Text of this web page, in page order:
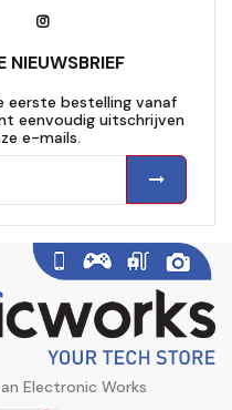
NIEUWSBRIEF
bestelling vanaf
eenvoudig uitschrijven
e-mails.
Electronic Works